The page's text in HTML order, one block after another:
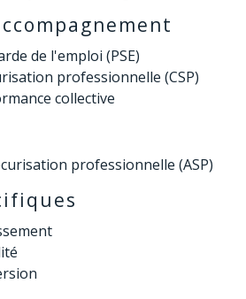
de l'emploi (PSE)
professionnelle (CSP)
collective
professionnelle (ASP)